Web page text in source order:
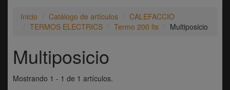
Inicio Catálogo de artículos
CALEFACCIO
TERMOS ELECTRICS
Termo 200 lts Multiposicio
Multiposicio
Mostrando 1 - 1 de 1 artículos.